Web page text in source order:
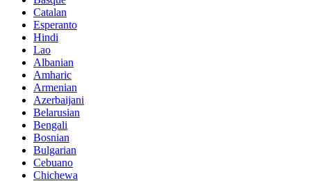
Catalan
Esperanto
Hindi
Lao
Albanian
Amharic
Armenian
Azerbaijani
Belarusian
Bengali
Bosnian
Bulgarian
Cebuano
Chichewa